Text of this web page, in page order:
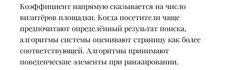
Коэффициент напрямую сказывается на число
визитёров площадки. Когда посетители чаще
предпочитают определённый результат поиска,
алгоритмы системы оценивают страницу как более
соответствующей. Алгоритмы принимают
поведенческие элементы при ранжировании.